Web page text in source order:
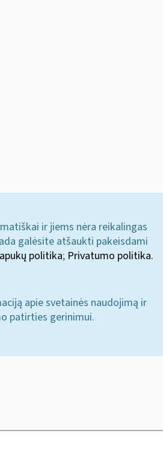
ir jiems nėra reikalingas
galėsite atšaukti pakeisdami
politika; Privatumo politika.
apie svetainės naudojimą ir
patirties gerinimui.